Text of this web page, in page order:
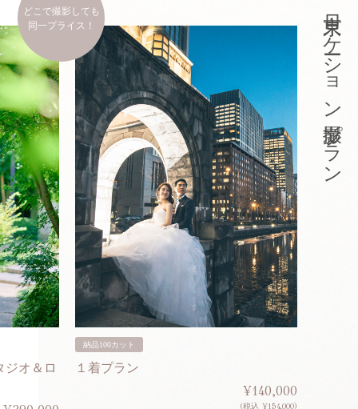
どこで撮影しても
同一プライス！
ジオ＆ロ
納品100カット
１着プラン
¥140,000
(税込 ¥154,000)
東京ロケーション撮影プラン